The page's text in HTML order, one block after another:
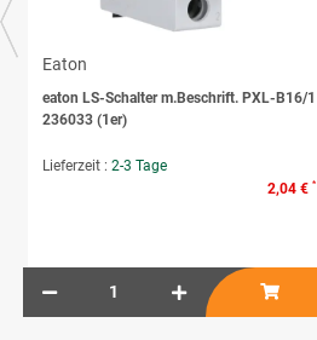
Eaton
eaton LS-Schalter m.Beschrift. PXL-B16/1
236033 (1er)
Lieferzeit : 2-3 Tage
2,04 € *